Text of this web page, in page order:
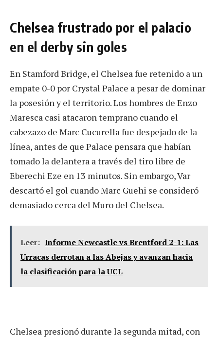
Chelsea frustrado por el palacio
en el derby sin goles
En Stamford Bridge, el Chelsea fue retenido a un
empate 0-0 por Crystal Palace a pesar de dominar
la posesión y el territorio. Los hombres de Enzo
Maresca casi atacaron temprano cuando el
cabezazo de Marc Cucurella fue despejado de la
línea, antes de que Palace pensara que habían
tomado la delantera a través del tiro libre de
Eberechi Eze en 13 minutos. Sin embargo, Var
descartó el gol cuando Marc Guehi se consideró
demasiado cerca del Muro del Chelsea.
Leer: Informe Newcastle vs Brentford 2-1: Las
Urracas derrotan a las Abejas y avanzan hacia
la clasificación para la UCL
Chelsea presionó durante la segunda mitad, con